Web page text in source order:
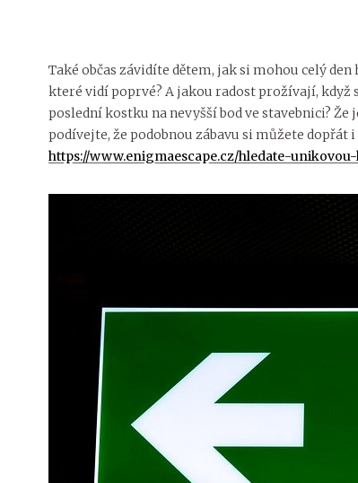
Také občas závidíte dětem, jak si mohou celý
které vidí poprvé? A jakou radost prožívají, když
poslední kostku na nevyšší bod ve stavebnici?
podívejte, že podobnou zábavu si můžete
https://www.enigmaescape.cz/hledate-